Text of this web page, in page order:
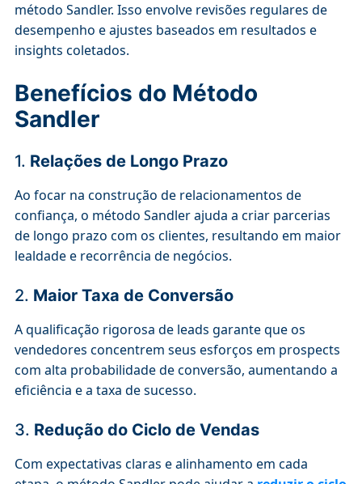
método Sandler. Isso envolve revisões regulares de
desempenho e ajustes baseados em resultados e
insights coletados.
Benefícios do Método
Sandler
1. Relações de Longo Prazo
Ao focar na construção de relacionamentos de
confiança, o método Sandler ajuda a criar parcerias
de longo prazo com os clientes, resultando em maior
lealdade e recorrência de negócios.
2. Maior Taxa de Conversão
A qualificação rigorosa de leads garante que os
vendedores concentrem seus esforços em prospects
com alta probabilidade de conversão, aumentando a
eficiência e a taxa de sucesso.
3. Redução do Ciclo de Vendas
Com expectativas claras e alinhamento em cada